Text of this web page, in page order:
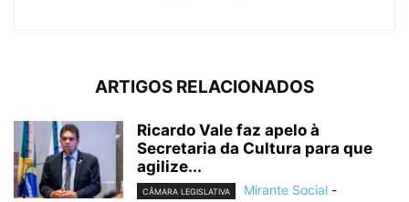
ARTIGOS RELACIONADOS
Ricardo Vale faz apelo à
Secretaria da Cultura para que
agilize...
CÂMARA LEGISLATIVA Mirante Social -